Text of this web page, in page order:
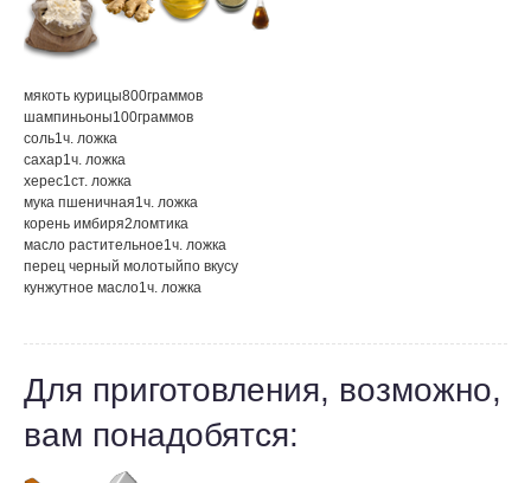
мякоть курицы800граммов
шампиньоны100граммов
соль1ч. ложка
сахар1ч. ложка
херес1ст. ложка
мука пшеничная1ч. ложка
корень имбиря2ломтика
масло растительное1ч. ложка
перец черный молотыйпо вкусу
кунжутное масло1ч. ложка
Для приготовления, возможно,
вам понадобятся: